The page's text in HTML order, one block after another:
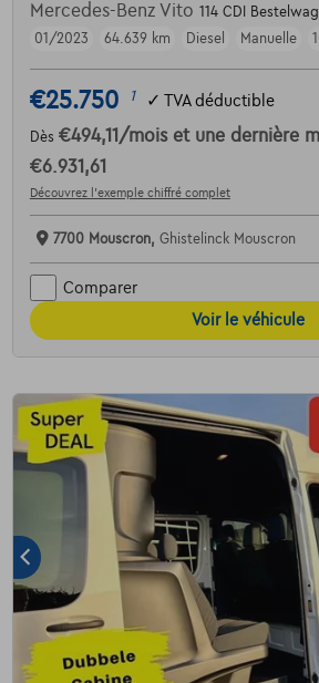
Mercedes-Benz Vito 114 CDI
01/2023
64.639 km Diesel Manuelle
€25.750 1 ✓ TVA déductible
Dès €494,11 /mois et une dernière
€6.931,61
Découvrez l’exemple chiffré complet
7700 Mouscron, Ghistelinck Mouscron
Comparer
Voir le véhicule